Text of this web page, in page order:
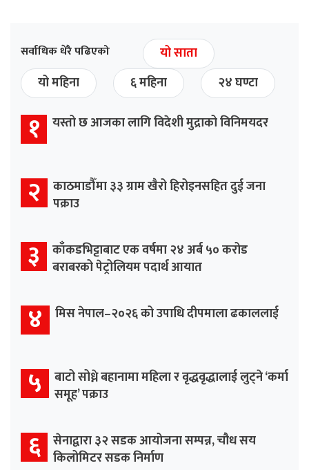
सर्वाधिक धेरै पढिएको
यो साता
यो महिना
६ महिना २४ घण्टा
१ यस्तो छ आजका लागि विदेशी मुद्राको विनिमयदर
२
काठमाडौँमा ३३ ग्राम खैरो हिरोइनसहित दुई जना
पक्राउ
३
काँकडभिट्टाबाट एक वर्षमा २४ अर्ब ५० करोड
बराबरको पेट्रोलियम पदार्थ आयात
४ मिस नेपाल–२०२६ को उपाधि दीपमाला ढकाललाई
५
बाटो सोध्ने बहानामा महिला र वृद्धवृद्धालाई लुट्ने ‘कर्मा
समूह’ पक्राउ
६ सेनाद्वारा ३२ सडक आयोजना सम्पन्न, चौध सय
किलोमिटर सडक निर्माण